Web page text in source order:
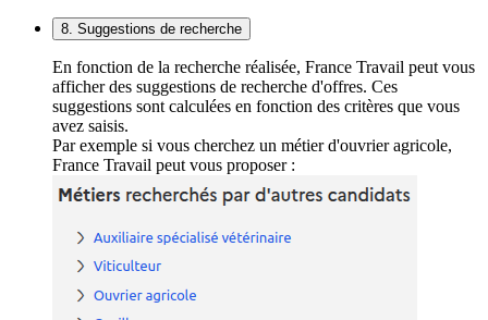
8. Suggestions de recherche
En fonction de la recherche réalisée, France Travail peut vous
afficher des suggestions de recherche d'offres. Ces
suggestions sont calculées en fonction des critères que vous
avez saisis.
Par exemple si vous cherchez un métier d'ouvrier agricole,
France Travail peut vous proposer :